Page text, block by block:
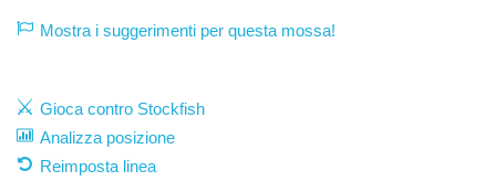
Mostra i suggerimenti per questa mossa!
Gioca contro Stockfish
Analizza posizione
Reimposta linea